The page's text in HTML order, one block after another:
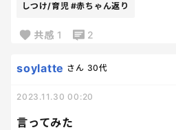
しつけ/育児 #赤ちゃん返り
共感 1 2
言ってみた
soylatte さん 30代
2023.11.30 00:20